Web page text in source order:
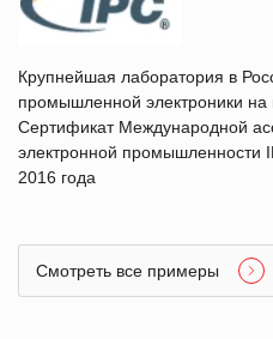
Крупнейшая лаборатория в
промышленной электроники на
Сертификат Международной
электронной промышленности
2016 года
Смотреть все примеры